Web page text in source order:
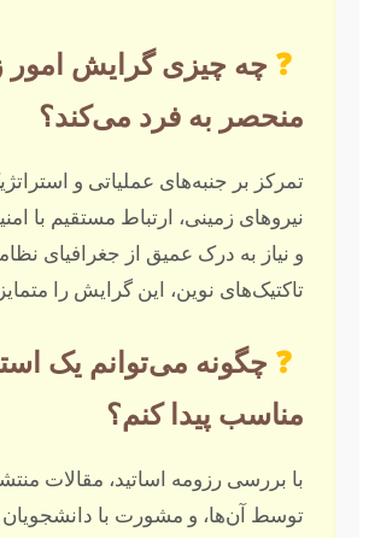
❓ چه چیزی گرایش امور
منحصر به فرد می‌کند؟
تمرکز بر جنبه‌های عملیاتی و
نیروهای زمینی، ارتباط مستقیم با
و نیاز به درک عمیق از جغرافیای
تاکتیک‌های نوین، این گرایش را
❓ چگونه می‌توانم یک
مناسب پیدا کنم؟
با بررسی رزومه اساتید، مقالات
توسط آن‌ها، و مشورت با